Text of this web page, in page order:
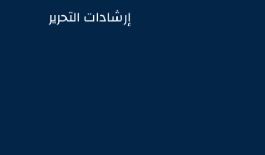
إرشادات التحرير